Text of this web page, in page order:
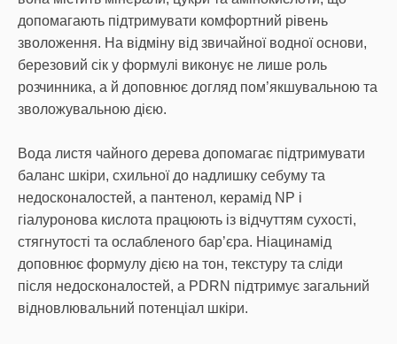
допомагають підтримувати комфортний рівень
зволоження. На відміну від звичайної водної основи,
березовий сік у формулі виконує не лише роль
розчинника, а й доповнює догляд пом’якшувальною та
зволожувальною дією.
Вода листя чайного дерева допомагає підтримувати
баланс шкіри, схильної до надлишку себуму та
недосконалостей, а пантенол, керамід NP і
гіалуронова кислота працюють із відчуттям сухості,
стягнутості та ослабленого бар’єра. Ніацинамід
доповнює формулу дією на тон, текстуру та сліди
після недосконалостей, а PDRN підтримує загальний
відновлювальний потенціал шкіри.